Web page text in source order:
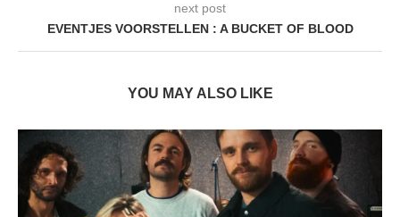
next post
EVENTJES VOORSTELLEN : A BUCKET OF BLOOD
YOU MAY ALSO LIKE